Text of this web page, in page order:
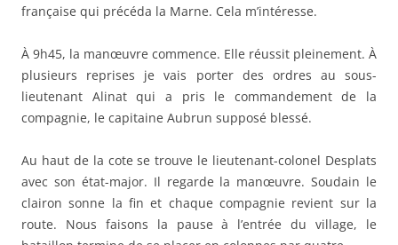
française qui précéda la Marne. Cela m’intéresse.
À 9h45, la manœuvre commence. Elle réussit pleinement. À
plusieurs reprises je vais porter des ordres au sous-
lieutenant Alinat qui a pris le commandement de la
compagnie, le capitaine Aubrun supposé blessé.
Au haut de la cote se trouve le lieutenant-colonel Desplats
avec son état-major. Il regarde la manœuvre. Soudain le
clairon sonne la fin et chaque compagnie revient sur la
route. Nous faisons la pause à l’entrée du village, le